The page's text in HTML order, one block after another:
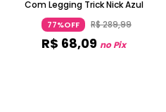
Com Legging Trick Nick Azul
77%OFF R$289,99
R$ 68,09 no Pix